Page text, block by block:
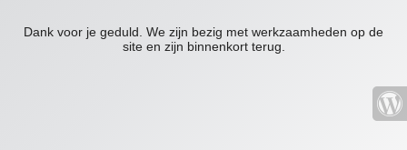
Dank voor je geduld. We zijn bezig met werkzaamheden op de
site en zijn binnenkort terug.